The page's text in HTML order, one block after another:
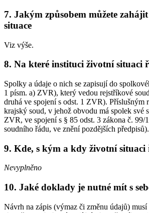
7. Jakým způsobem můžete
situace
Viz výše.
8. Na které instituci životní situaci
Spolky a údaje o nich se zapisují do
1 písm. a) ZVR), který vedou rejstříkové
druhá ve spojení s odst. 1 ZVR). Příslušným
krajský soud, v jehož obvodu má spolek své
ZVR, ve spojení s § 85 odst. 3 zákona č. 99/
soudního řádu, ve znění pozdějších předpisů).
9. Kde, s kým a kdy životní situaci
Nevyplněno
10. Jaké doklady je nutné mít s
Návrh na zápis (výmaz či změnu údajů)